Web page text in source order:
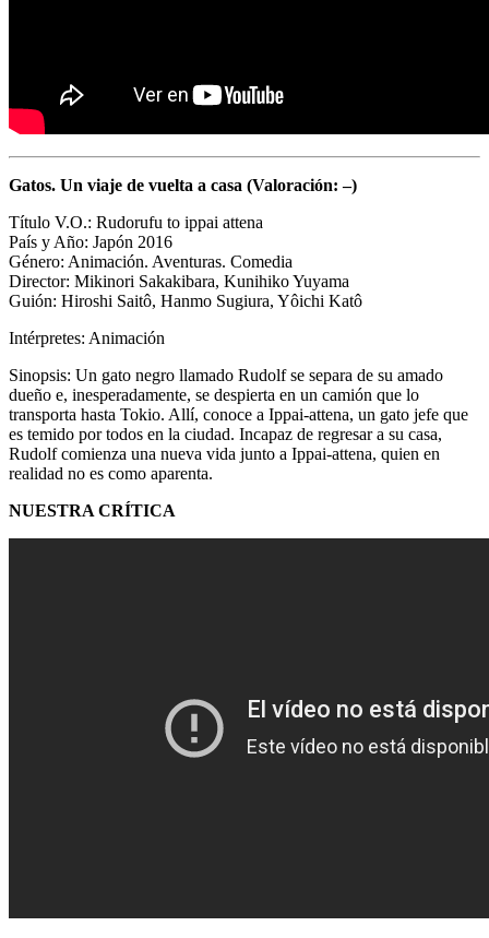
Gatos. Un viaje de vuelta a casa (Valoración: –)
Título V.O.: Rudorufu to ippai attena
País y Año: Japón 2016
Género: Animación. Aventuras. Comedia
Director: Mikinori Sakakibara, Kunihiko Yuyama
Guión: Hiroshi Saitô, Hanmo Sugiura, Yôichi Katô
Intérpretes: Animación
Sinopsis: Un gato negro llamado Rudolf se separa de su amado
dueño e, inesperadamente, se despierta en un camión que lo
transporta hasta Tokio. Allí, conoce a Ippai-attena, un gato jefe que
es temido por todos en la ciudad. Incapaz de regresar a su casa,
Rudolf comienza una nueva vida junto a Ippai-attena, quien en
realidad no es como aparenta.
NUESTRA CRÍTICA